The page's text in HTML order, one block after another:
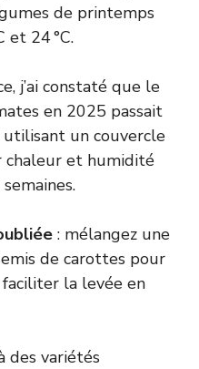
de printemps
et 24 °C.
j’ai constaté que le
en 2025 passait
un couvercle
chaleur et humidité
: mélangez une
de carottes pour
la levée en
des variétés